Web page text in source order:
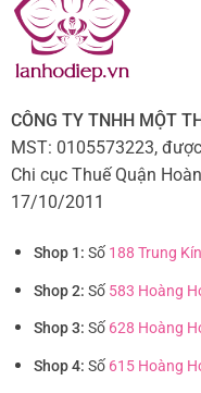
CÔNG TY TNHH MỘT
MST: 0105573223,
Chi cục Thuế Quận
17/10/2011
Shop 1: Số 188 Trung
Shop 2: Số 583 Hoàng
Shop 3: Số 628 Hoàng
Shop 4: Số 615 Hoàng